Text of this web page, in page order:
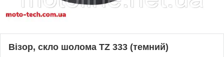
Візор, скло шолома TZ 333 (темний)